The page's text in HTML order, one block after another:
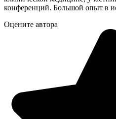
конференций. Большой опыт в
Оцените автора